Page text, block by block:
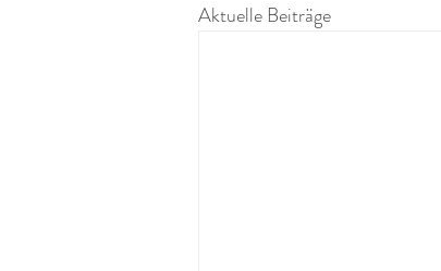
Aktuelle Beiträge